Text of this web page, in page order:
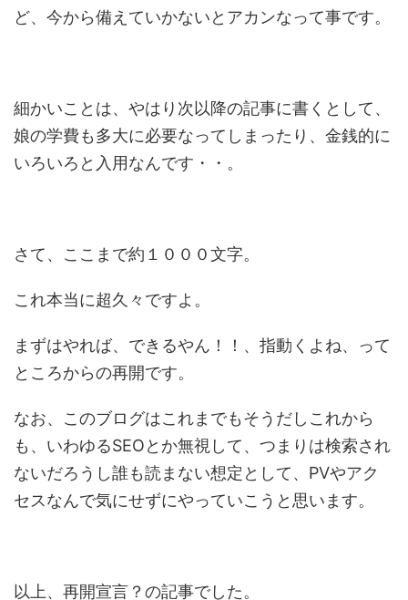
ど、今から備えていかないとアカンなって事です。
細かいことは、やはり次以降の記事に書くとして、
娘の学費も多大に必要なってしまったり、金銭的に
いろいろと入用なんです・・。
さて、ここまで約１０００文字。
これ本当に超久々ですよ。
まずはやれば、できるやん！！、指動くよね、って
ところからの再開です。
なお、このブログはこれまでもそうだしこれから
も、いわゆるSEOとか無視して、つまりは検索され
ないだろうし誰も読まない想定として、PVやアク
セスなんで気にせずにやっていこうと思います。
以上、再開宣言？の記事でした。